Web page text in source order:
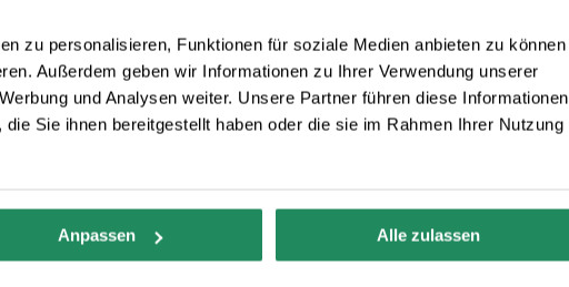
zu personalisieren, Funktionen für soziale Medien anbieten zu können
Außerdem geben wir Informationen zu Ihrer Verwendung unserer
und Analysen weiter. Unsere Partner führen diese Informationen
Sie ihnen bereitgestellt haben oder die sie im Rahmen Ihrer Nutzung
Anpassen Alle zulassen
Disco oder Partyraum
Klimatisierte
Gemeinschaftsräume